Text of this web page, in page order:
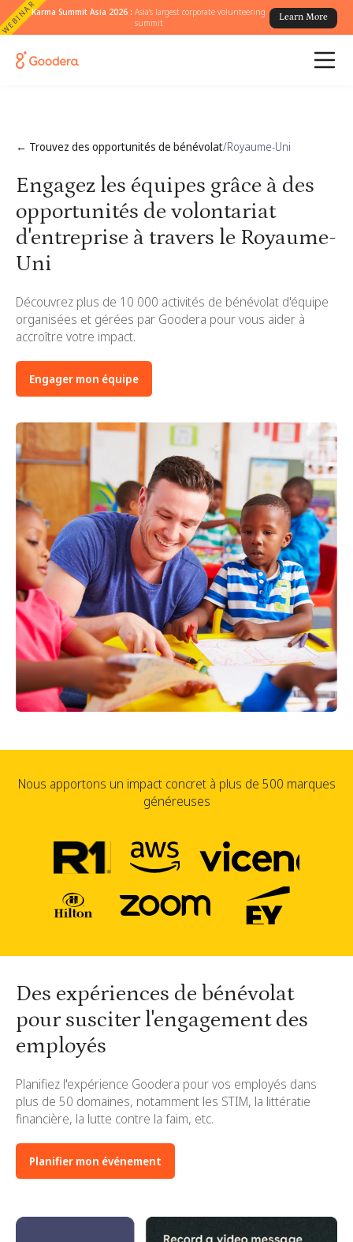
WEBINARKarma Summit Asia 2026 :Asia's largest corporate volunteering
summit
Learn More
← Trouvez des opportunités de bénévolat/Royaume-Uni
Engagez les équipes grâce à des
opportunités de volontariat
d'entreprise à travers le Royaume-
Uni
Découvrez plus de 10 000 activités de bénévolat d'équipe
organisées et gérées par Goodera pour vous aider à
accroître votre impact.
Engager mon équipe
Nous apportons un impact concret à plus de 500 marques
généreuses
Des expériences de bénévolat
pour susciter l'engagement des
employés
Planifiez l'expérience Goodera pour vos employés dans
plus de 50 domaines, notamment les STIM, la littératie
financière, la lutte contre la faim, etc.
Planifier mon événement